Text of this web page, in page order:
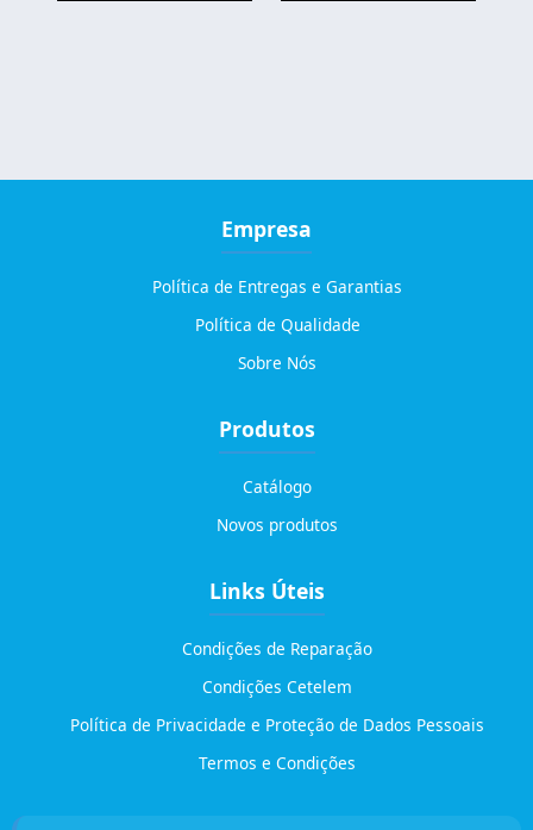
Empresa
Política de Entregas e Garantias
Política de Qualidade
Sobre Nós
Produtos
Catálogo
Novos produtos
Links Úteis
Condições de Reparação
Condições Cetelem
Política de Privacidade e Proteção de Dados Pessoais
Termos e Condições